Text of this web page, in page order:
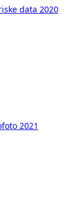
data 2020
2021